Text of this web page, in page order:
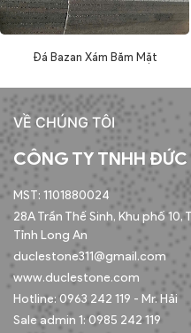
Đá Bazan Xám Băm Mặt
VỀ CHÚNG TÔI
CÔNG TY TNHH ĐỨC
MST: 1101880024
28A Trần Thế Sinh, Khu phố
Tỉnh Long An
duclestone311@gmail.com
www.duclestone.com
Hotline: 0963 242 119 - Mr. Hải
Sale admin 1: 0985 242 119